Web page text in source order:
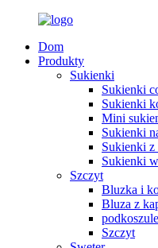
Dom
Produkty
Sukienki
Sukienki
Sukienki
Mini
Sukienki
Sukienki z
Sukienki
Szczyt
Bluzka i
Bluza z
Szczyt